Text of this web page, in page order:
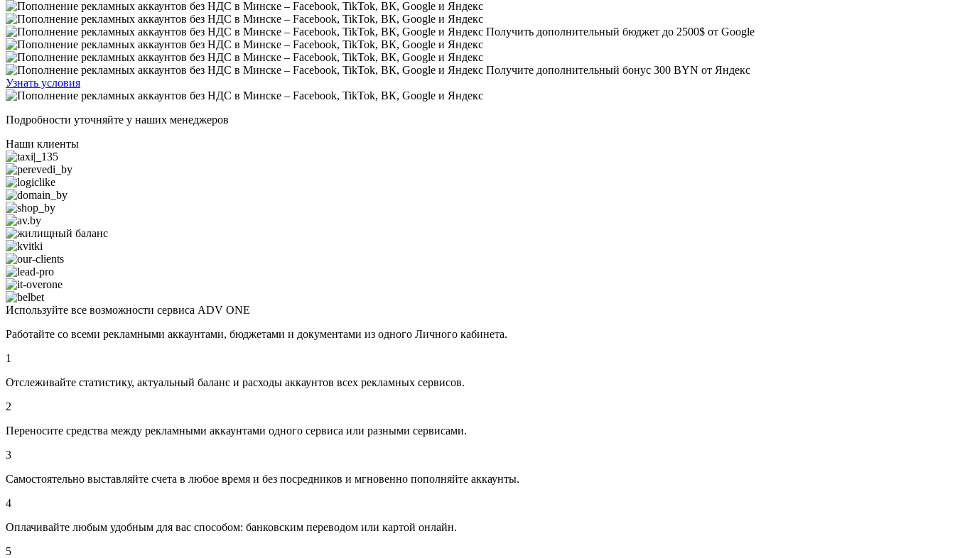
Получить дополнительный бюджет до 2500$ от Google
Получите дополнительный бонус 300 BYN от Яндекс
Узнать условия
Подробности уточняйте у наших менеджеров
Наши клиенты
Используйте все возможности сервиса ADV ONE
Работайте со всеми рекламными аккаунтами, бюджетами и документами из одного Личного кабинета.
1
Отслеживайте статистику, актуальный баланс и расходы аккаунтов всех рекламных сервисов.
2
Переносите средства между рекламными аккаунтами одного сервиса или разными сервисами.
3
Самостоятельно выставляйте счета в любое время и без посредников и мгновенно пополняйте аккаунты.
4
Оплачивайте любым удобным для вас способом: банковским переводом или картой онлайн.
5